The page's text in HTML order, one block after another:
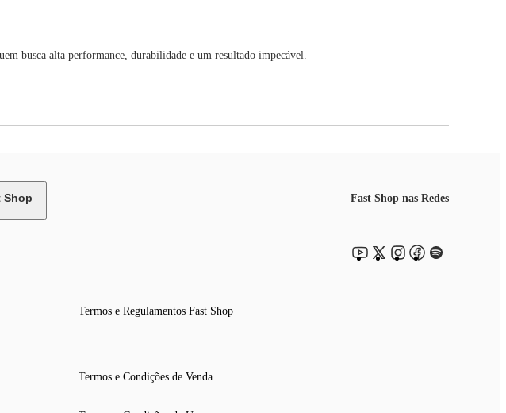
busca alta performance, durabilidade e um resultado impecável.
Shop
Termos e Regulamentos Fast Shop
Termos e Condições de Venda
Fast Shop nas Redes